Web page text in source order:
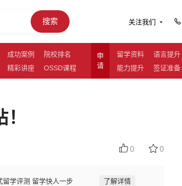
搜索 关注我们
成功案例
院校排名
精彩讲座 OSSD课程
申
请
留学资料
语言提升
能力提升
签证准备
0 0
留学评测 留学快人一步 了解详情